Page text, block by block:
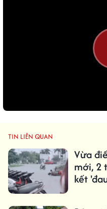
TIN LIÊN QUAN
Vừa
mới, 2
kết